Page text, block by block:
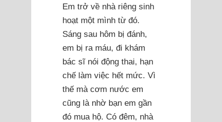
Em trở về nhà riêng sinh
hoạt một mình từ đó.
Sáng sau hôm bị đánh,
em bị ra máu, đi khám
bác sĩ nói động thai, hạn
chế làm việc hết mức. Vì
thế mà cơm nước em
cũng là nhờ bạn em gần
đó mua hộ. Có đêm, nhà